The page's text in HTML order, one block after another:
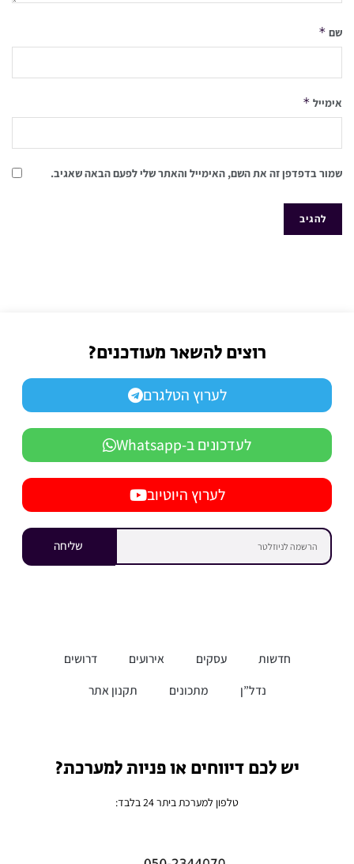
שם *
אימייל *
שמור בדפדפן זה את השם, האימייל והאתר שלי לפעם הבאה שאגיב.
רוצים להשאר מעודכנים?
לערוץ הטלגרם
לעדכונים ב-Whatsapp
לערוץ היוטיוב
שליחה
חדשות עסקים אירועים
דרושים
נדל”ן
מתכונים תקנון אתר
יש לכם דיווחים או פניות למערכת?
טלפון למערכת ביתר 24 בלבד: